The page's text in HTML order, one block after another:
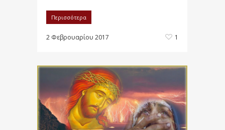
Περισσότερα
2 Φεβρουαρίου 2017 1